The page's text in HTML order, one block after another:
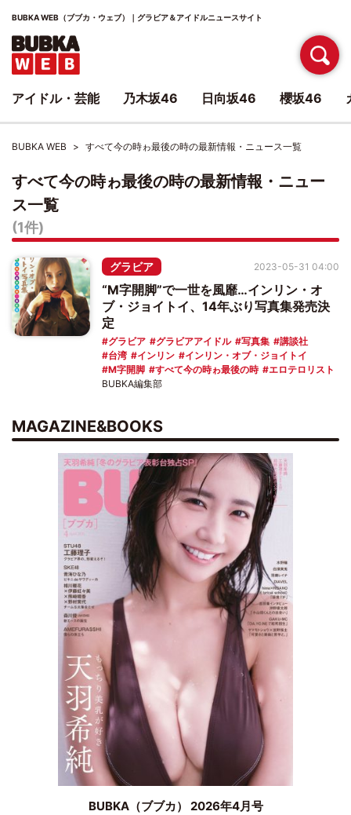
BUBKA WEB（ブブカ・ウェブ）｜グラビア＆アイドルニュースサイト
BUBKA WEB すべて今の時ゎ最後の時の最新情報・ニュース一覧
すべて今の時ゎ最後の時の最新情報・ニュー
ス一覧
(1件)
グラビア
“M字開脚”で一世を風靡…インリン・オ
ブ・ジョイトイ、14年ぶり写真集発売決
定
グラビア グラビアアイドル 写真集
講談社
台湾
インリン
インリン・オブ・ジョイトイ
M字開脚
すべて今の時ゎ最後の時 エロテロリスト
2023-05-31 04:00
BUBKA編集部
MAGAZINE&BOOKS
BUBKA（ブブカ） 2026年4月号
アイドル・芸能 乃木坂46 日向坂46 櫻坂46